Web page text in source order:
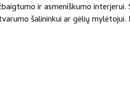
ir asmeniškumo
šalininkui ar gėlių